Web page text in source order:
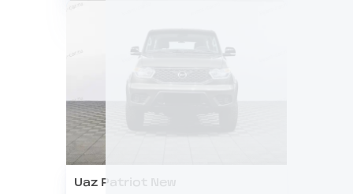
Uaz Patriot New